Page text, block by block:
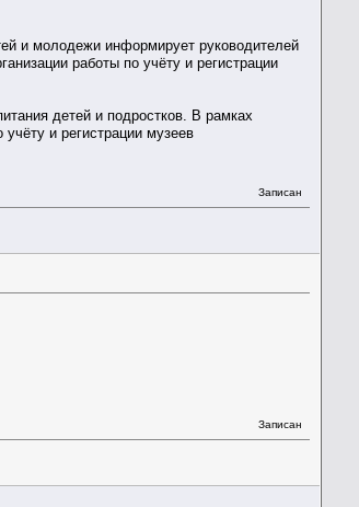
и молодежи информирует руководителей
работы по учёту и регистрации
детей и подростков. В рамках
и регистрации музеев
Записан
Записан